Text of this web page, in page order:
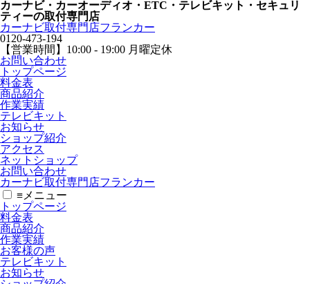
カーナビ・カーオーディオ・ETC・テレビキット・セキュリ
ティーの取付専門店
カーナビ取付専⾨店フランカー
0120-473-194
【営業時間】 10:00 - 19:00 月曜定休
お問い合わせ
トップページ
料金表
商品紹介
作業実績
テレビキット
お知らせ
ショップ紹介
アクセス
ネットショップ
お問い合わせ
カーナビ取付専⾨店フランカー
≡ メニュー
トップページ
料金表
商品紹介
作業実績
お客様の声
テレビキット
お知らせ